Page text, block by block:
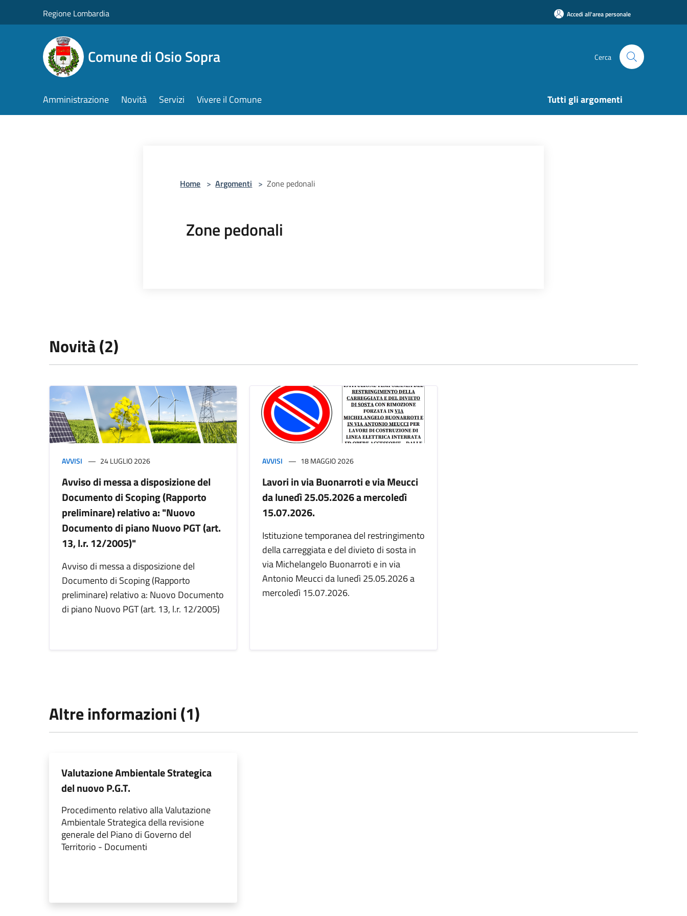
Regione Lombardia Accedi all'area personale
Comune di Osio Sopra Cerca
Amministrazione Novità Servizi Vivere il Comune Tutti gli argomenti
Home > Argomenti > Zone pedonali
Zone pedonali
Novità (2)
AVVISI 24 LUGLIO 2026
Avviso di messa a disposizione del
Documento di Scoping (Rapporto
preliminare) relativo a: "Nuovo
Documento di piano Nuovo PGT (art.
13, l.r. 12/2005)"
Avviso di messa a disposizione del
Documento di Scoping (Rapporto
preliminare) relativo a: Nuovo Documento
di piano Nuovo PGT (art. 13, l.r. 12/2005)
AVVISI 18 MAGGIO 2026
Lavori in via Buonarroti e via Meucci
da lunedì 25.05.2026 a mercoledì
15.07.2026.
Istituzione temporanea del restringimento
della carreggiata e del divieto di sosta in
via Michelangelo Buonarroti e in via
Antonio Meucci da lunedì 25.05.2026 a
mercoledì 15.07.2026.
Altre informazioni (1)
Valutazione Ambientale Strategica
del nuovo P.G.T.
Procedimento relativo alla Valutazione
Ambientale Strategica della revisione
generale del Piano di Governo del
Territorio - Documenti